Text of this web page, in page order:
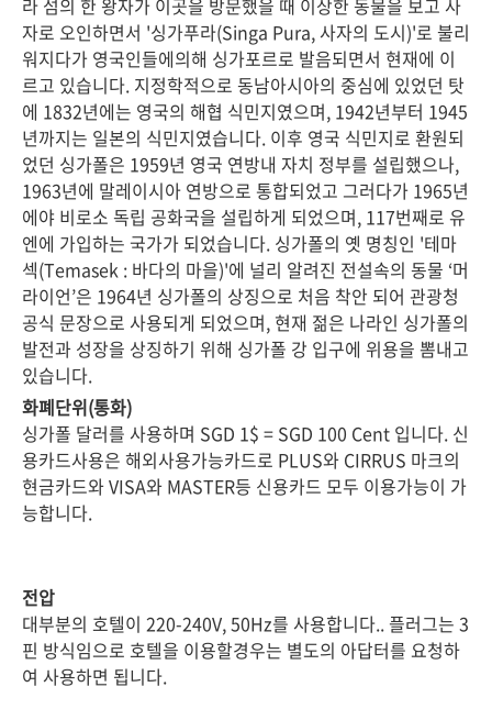
라 섬의 한 왕자가 이곳을 방문했을 때 이상한 동물을 보고 사
자로 오인하면서 '싱가푸라(Singa Pura, 사자의 도시)'로 불리
워지다가 영국인들에의해 싱가포르로 발음되면서 현재에 이
르고 있습니다. 지정학적으로 동남아시아의 중심에 있었던 탓
에 1832년에는 영국의 해협 식민지였으며, 1942년부터 1945
년까지는 일본의 식민지였습니다. 이후 영국 식민지로 환원되
었던 싱가폴은 1959년 영국 연방내 자치 정부를 설립했으나,
1963년에 말레이시아 연방으로 통합되었고 그러다가 1965년
에야 비로소 독립 공화국을 설립하게 되었으며, 117번째로 유
엔에 가입하는 국가가 되었습니다. 싱가폴의 옛 명칭인 '테마
섹(Temasek : 바다의 마을)'에 널리 알려진 전설속의 동물 ‘머
라이언’은 1964년 싱가폴의 상징으로 처음 착안 되어 관광청
공식 문장으로 사용되게 되었으며, 현재 젊은 나라인 싱가폴의
발전과 성장을 상징하기 위해 싱가폴 강 입구에 위용을 뽐내고
있습니다.
화폐단위(통화)
싱가폴 달러를 사용하며 SGD 1$ = SGD 100 Cent 입니다. 신
용카드사용은 해외사용가능카드로 PLUS와 CIRRUS 마크의
현금카드와 VISA와 MASTER등 신용카드 모두 이용가능이 가
능합니다.
전압
대부분의 호텔이 220-240V, 50Hz를 사용합니다.. 플러그는 3
핀 방식임으로 호텔을 이용할경우는 별도의 아답터를 요청하
여 사용하면 됩니다.